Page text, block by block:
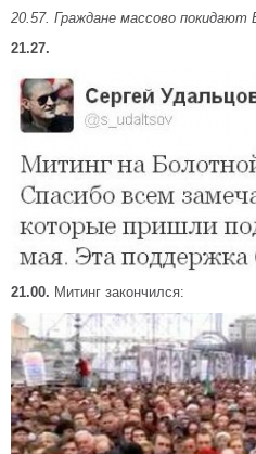
20.57. Граждане массово
21.27.
21.00. Митинг закончился: